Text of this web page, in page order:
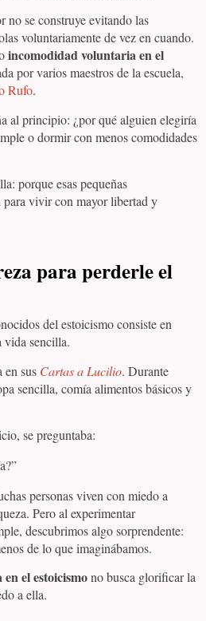
no se construye evitando las
voluntariamente de vez en cuando.
incomodidad voluntaria en el
por varios maestros de la escuela,
Rufo.
al principio: ¿por qué alguien elegiría
o dormir con menos comodidades
porque esas pequeñas
para vivir con mayor libertad y
para perderle el
del estoicismo consiste en
vida sencilla.
en sus Cartas a Lucilio. Durante
sencilla, comía alimentos básicos y
se preguntaba:
personas viven con miedo a
Pero al experimentar
descubrimos algo sorprendente:
de lo que imaginábamos.
el estoicismono busca glorificar la
a ella.